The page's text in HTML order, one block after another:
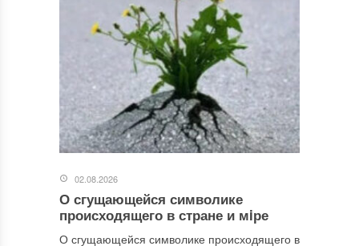
02.08.2026
О сгущающейся символике
происходящего в стране и мiре
О сгущающейся символике происходящего в